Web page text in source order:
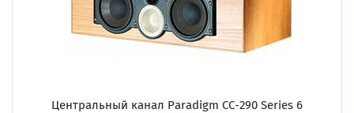
Центральный канал Paradigm CC-290 Series 6